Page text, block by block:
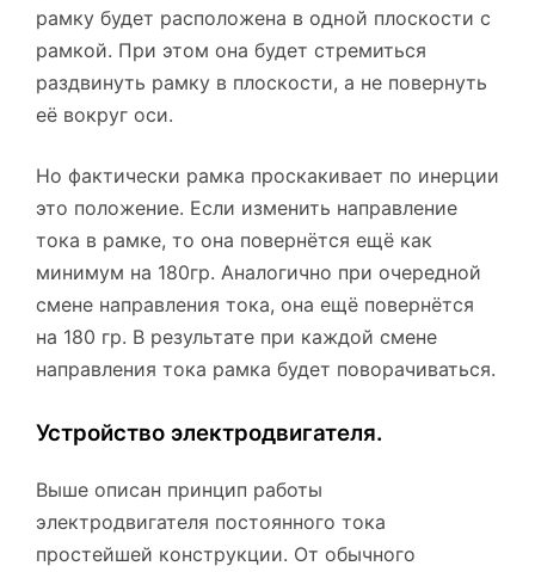
рамку будет расположена в одной плоскости с
рамкой. При этом она будет стремиться
раздвинуть рамку в плоскости, а не повернуть
её вокруг оси.
Но фактически рамка проскакивает по инерции
это положение. Если изменить направление
тока в рамке, то она повернётся ещё как
минимум на 180гр. Аналогично при очередной
смене направления тока, она ещё повернётся
на 180 гр. В результате при каждой смене
направления тока рамка будет поворачиваться.
Устройство электродвигателя.
Выше описан принцип работы
электродвигателя постоянного тока
простейшей конструкции. От обычного